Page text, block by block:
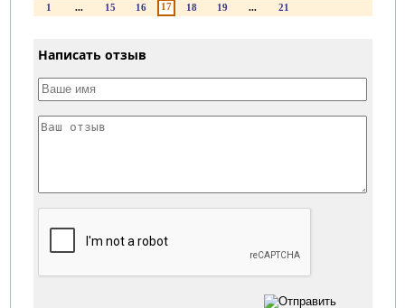
1 ... 15 16 17 18 19 ... 21
Написать отзыв